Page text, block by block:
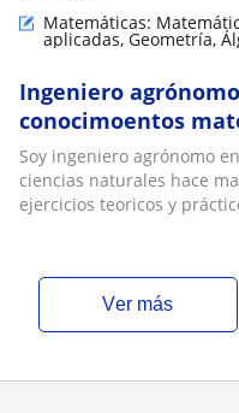
Matemáticas:
aplicadas, Geometría,
LaTeX
Ingeniero
conocimoentos
xlasrs pueden
primaria hasta la
principalmente, con
Soy ingeniero agrónomo
ciencias naturales hace
ejercicios teoricos y
ver más